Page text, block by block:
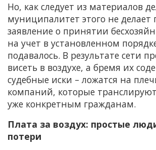
Но, как следует из материалов
муниципалитет этого не делает
заявление о принятии
на учет в установленном
подавалось. В результате сети
висеть в воздухе, а бремя их
судебные иски – ложатся на
компаний, которые
уже конкретным гражданам.
Плата за воздух: простые
потери